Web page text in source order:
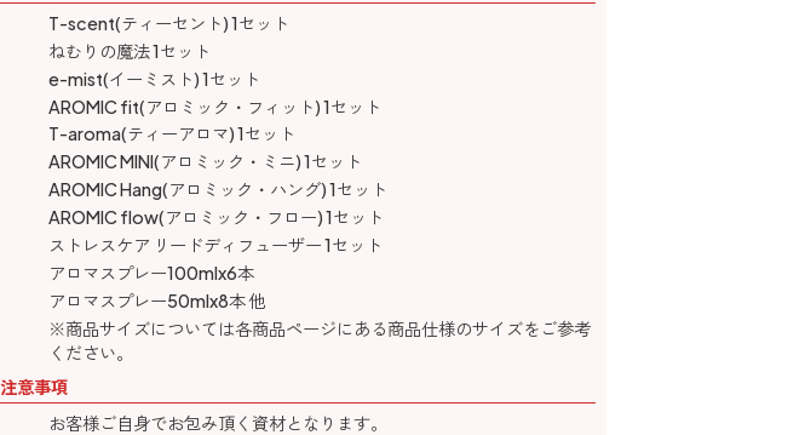
T-scent(ティーセント) 1セット
ねむりの魔法 1セット
e-mist(イーミスト) 1セット
AROMIC fit(アロミック・フィット) 1セット
T-aroma(ティーアロマ) 1セット
AROMIC MINI(アロミック・ミニ) 1セット
AROMIC Hang(アロミック・ハング) 1セット
AROMIC flow(アロミック・フロー) 1セット
ストレスケア リードディフューザー 1セット
アロマスプレー100mlx6本
アロマスプレー50mlx8本 他
※商品サイズについては各商品ページにある商品仕様のサイズをご参考
ください。
注意事項
お客様ご自身でお包み頂く資材となります。